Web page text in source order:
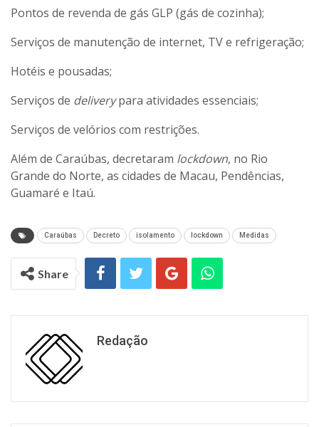
Pontos de revenda de gás GLP (gás de cozinha);
Serviços de manutenção de internet, TV e refrigeração;
Hotéis e pousadas;
Serviços de deliverypara atividades essenciais;
Serviços de velórios com restrições.
Além de Caraúbas, decretaram lockdown, no Rio
Grande do Norte, as cidades de Macau, Pendências,
Guamaré e Itaú.
Caraúbas Decreto isolamento lockdown Medidas
Share
Redação